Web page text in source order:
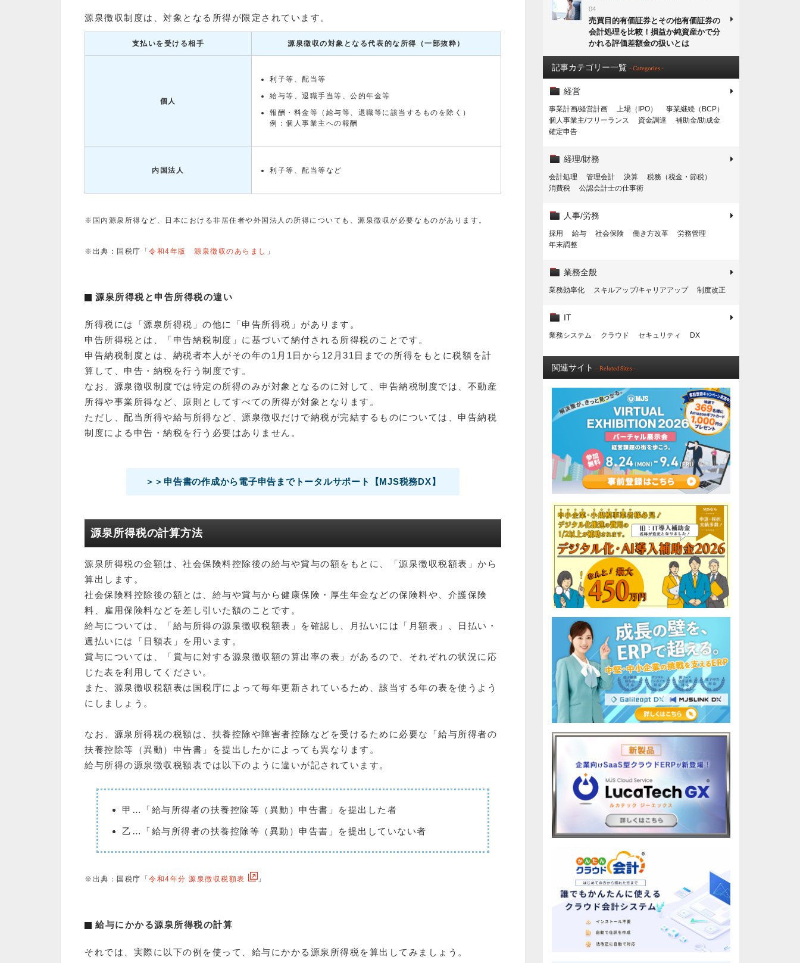
源泉徴収制度は、対象となる所得が限定されています。
支払いを受ける相手 源泉徴収の対象となる代表的な所得（一部抜粋）
個人
利子等、配当等
給与等、退職手当等、公的年金等
報酬・料金等（給与等、退職等に該当するものを除く）
例：個人事業主への報酬
内国法人 利子等、配当等など
※国内源泉所得など、日本における非居住者や外国法人の所得についても、源泉徴収が必要なものがあります。
※出典：国税庁「令和4年版 源泉徴収のあらまし 」
源泉所得税と申告所得税の違い
所得税には「源泉所得税」の他に「申告所得税」があります。
申告所得税とは、「申告納税制度」に基づいて納付される所得税のことです。
申告納税制度とは、納税者本人がその年の1月1日から12月31日までの所得をもとに税額を計
算して、申告・納税を行う制度です。
なお、源泉徴収制度では特定の所得のみが対象となるのに対して、申告納税制度では、不動産
所得や事業所得など、原則としてすべての所得が対象となります。
ただし、配当所得や給与所得など、源泉徴収だけで納税が完結するものについては、申告納税
制度による申告・納税を行う必要はありません。
＞＞申告書の作成から電子申告までトータルサポート【MJS税務DX】
源泉所得税の計算方法
源泉所得税の金額は、社会保険料控除後の給与や賞与の額をもとに、「源泉徴収税額表」から
算出します。
社会保険料控除後の額とは、給与や賞与から健康保険・厚生年金などの保険料や、介護保険
料、雇用保険料などを差し引いた額のことです。
給与については、「給与所得の源泉徴収税額表」を確認し、月払いには「月額表」、日払い・
週払いには「日額表」を用います。
賞与については、「賞与に対する源泉徴収額の算出率の表」があるので、それぞれの状況に応
じた表を利用してください。
また、源泉徴収税額表は国税庁によって毎年更新されているため、該当する年の表を使うよう
にしましょう。
なお、源泉所得税の税額は、扶養控除や障害者控除などを受けるために必要な「給与所得者の
扶養控除等（異動）申告書」を提出したかによっても異なります。
給与所得の源泉徴収税額表では以下のように違いが記されています。
甲…「給与所得者の扶養控除等（異動）申告書」を提出した者
乙…「給与所得者の扶養控除等（異動）申告書」を提出していない者
※出典：国税庁「令和4年分 源泉徴収税額表 」
給与にかかる源泉所得税の計算
それでは、実際に以下の例を使って、給与にかかる源泉所得税を算出してみましょう。
04
売買目的有価証券とその他有価証券の
会計処理を比較！損益か純資産かで分
かれる評価差額金の扱いとは
記事カテゴリー一覧 - Categories -
経営
事業計画/経営計画 上場（IPO）
事業継続（BCP）
個人事業主/フリーランス
資金調達
補助金/助成金
確定申告
経理/財務
会計処理 管理会計 決算
税務（税金・節税）
消費税
公認会計士の仕事術
人事/労務
採用 給与 社会保険 働き方改革
労務管理
年末調整
業務全般
業務効率化 スキルアップ/キャリアアップ 制度改正
IT
業務システム クラウド セキュリティ DX
関連サイト - Related Sites -